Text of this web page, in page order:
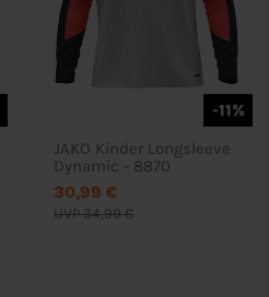
-11%
JAKO Kinder Longsleeve
Dynamic - 8870
UVP 34,99 €
30,99 €